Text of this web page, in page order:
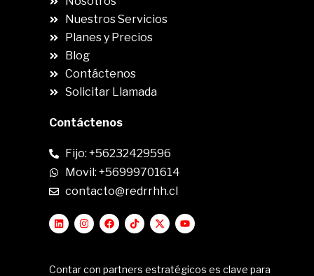
Nuestros Servicios
Planes y Precios
Blog
Contáctenos
Solicitar Llamada
Contáctenos
Fijo: +56232429596
Movil: +56999701614
contacto@redrrhh.cl
Contar con partners estratégicos es clave para